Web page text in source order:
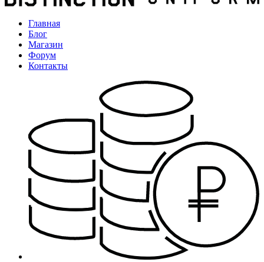
Главная
Блог
Магазин
Форум
Контакты